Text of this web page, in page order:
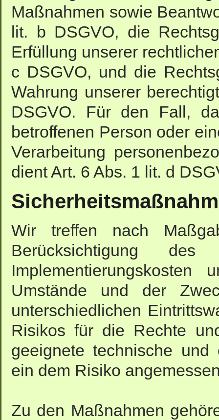
Maßnahmen sowie
lit. b DSGVO, die
Erfüllung unserer
c DSGVO, und die
Wahrung unserer
DSGVO. Für den Fall,
betroffenen Person oder
Verarbeitung
dient Art. 6 Abs. 1 lit. d
Wir treffen nach
Berücksichtigung
Umstände und der
unterschiedlichen
Risikos für die Rechte
geeignete technische und
ein dem Risiko
Zu den Maßnahmen